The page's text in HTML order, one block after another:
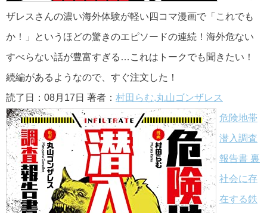
ザレスさんの濃い海外体験が軽い四コマ漫画で「これでも
か！」というほどの驚きのエピソードの連続！海外危ない
すべらない話が豊富すぎる…これはトークでも聞きたい！
続編があるようなので、すぐ注文した！
読了日：08月17日 著者： 村田らむ,丸山ゴンザレス
危険地帯
潜入調査
報告書 裏
社会に存
在する鉄